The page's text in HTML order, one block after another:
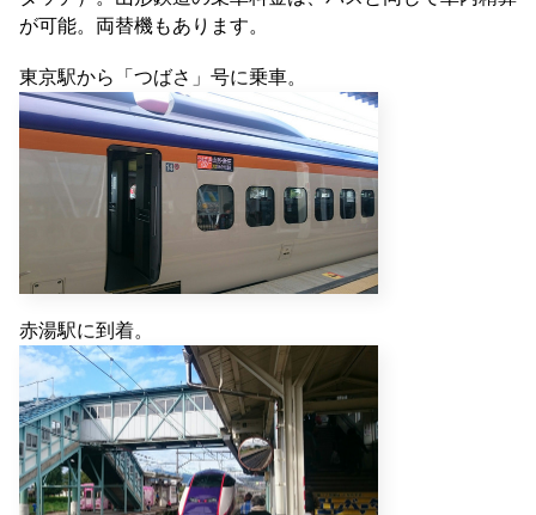
が可能。両替機もあります。
東京駅から「つばさ」号に乗車。
赤湯駅に到着。